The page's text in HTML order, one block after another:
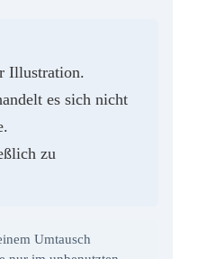
Illustration.
es sich nicht
zu
Umtausch